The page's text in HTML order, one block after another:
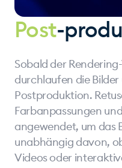
Post-
Sobald der
durchlaufen die Bilder
Postproduktion.
Farbanpassungen
angewendet, um das
unabhängig davon,
Videos oder